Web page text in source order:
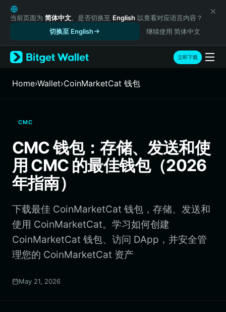
English
日本語
Русский
Español (Latinoamérica)
Türkçe
Italiano
繁體中文
Português (Portugal)
Bahasa Indonesia
ภาษาไทย
हिन्दी
Português (Brasil)
Español (Argentina)
当前页面为 简体中文。是否切换至 English 以查看对应语言内容？
切换至 English
继续使用 简体中文
立即下载
Home›Wallet›CoinMarketCat 钱包
CMC
CMC 钱包：存储、发送和使
用 CMC 的最佳钱包（2026
年指南）
下载最佳 CoinMarketCat 钱包，存储、发送和
使用 CoinMarketCat。学习如何创建
CoinMarketCat 钱包、访问 DApp，并安全管
理您的 CoinMarketCat 资产
May 21, 2026